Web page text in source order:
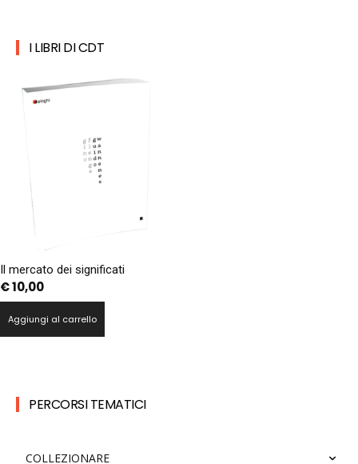
I LIBRI DI CDT
Il mercato dei significati
€10,00
Aggiungi al carrello
PERCORSI TEMATICI
COLLEZIONARE